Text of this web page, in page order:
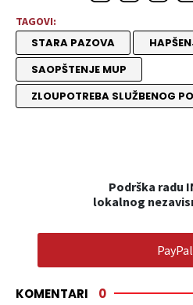
TAGOVI:
STARA PAZOVA
SAOPŠTENJE MUP
ZLOUPOTREBA SLUŽBENOG
Podrška radu
lokalnog
PayPal
KOMENTARI 0